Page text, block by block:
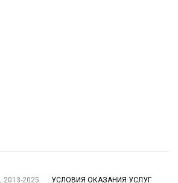
2013-2025 УСЛОВИЯ ОКАЗАНИЯ УСЛУГ